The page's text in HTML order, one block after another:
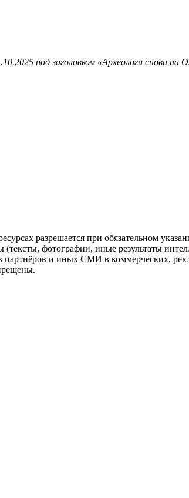
под заголовком «Археологи снова на
разрешается при обязательном
(тексты, фотографии, иные результаты
партнёров и иных СМИ в коммерческих,